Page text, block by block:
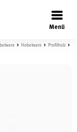
Menü
×
Hobelware
Profilholz